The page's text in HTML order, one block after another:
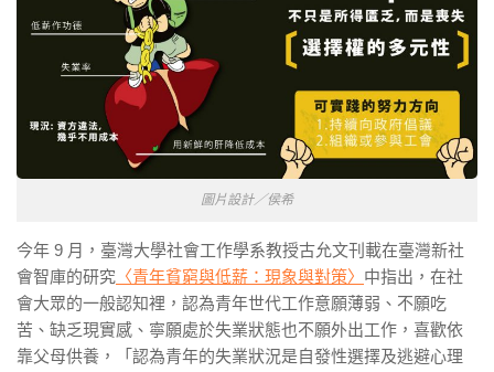
圖片設計／侯希
今年 9 月，臺灣大學社會工作學系教授古允文刊載在臺灣新社
會智庫的研究 〈青年貧窮與低薪：現象與對策〉 中指出，在社
會大眾的一般認知裡，認為青年世代工作意願薄弱、不願吃
苦、缺乏現實感、寧願處於失業狀態也不願外出工作，喜歡依
靠父母供養，「認為青年的失業狀況是自發性選擇及逃避心理